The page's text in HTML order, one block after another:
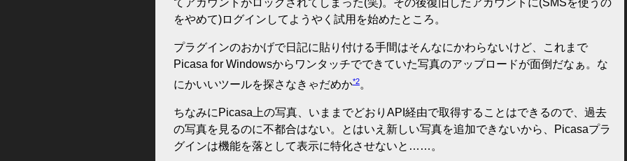
てアカウントがロックされてしまった(笑)。その後復旧したアカウントに(SMSを使うの
をやめて)ログインしてようやく試用を始めたところ。
プラグインのおかげで日記に貼り付ける手間はそんなにかわらないけど、これまで
Picasa for Windowsからワンタッチでできていた写真のアップロードが面倒だなぁ。な
にかいいツールを探さなきゃだめか*2。
ちなみにPicasa上の写真、いままでどおりAPI経由で取得することはできるので、過去
の写真を見るのに不都合はない。とはいえ新しい写真を追加できないから、Picasaプラ
グインは機能を落として表示に特化させないと……。